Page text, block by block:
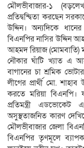
মৌলভীবাজার-১
প্রতিদ্বন্দ্বিতা করছেন
উদ্দিন। অন্যদিকে ধানের
বিএনপির নাসির উদ্দিন
আহমদ রিয়াজ (মোমবাতি)
নৌকার ঘাঁটি খ্যাত এ
বাগানের চা শ্রমিক
লীগের প্রার্থী মো.
করতে মরিয়া
প্রতিমন্ত্রী
অসুস্থতাজনিত কারণ
মৌলভীবাজার জেলা
বিএনপির তৃণমূলে